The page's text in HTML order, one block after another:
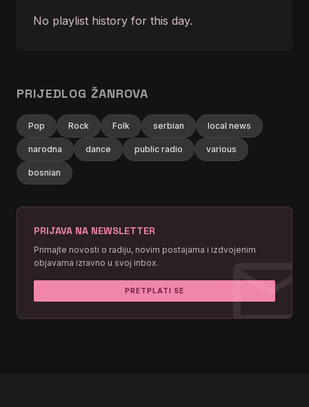
No playlist history for this day.
PRIJEDLOG ŽANROVA
Pop Rock Folk serbian local news
narodna dance public radio various
bosnian
PRIJAVA NA NEWSLETTER
Primajte novosti o radiju, novim postajama i izdvojenim
objavama izravno u svoj inbox.
PRETPLATI SE